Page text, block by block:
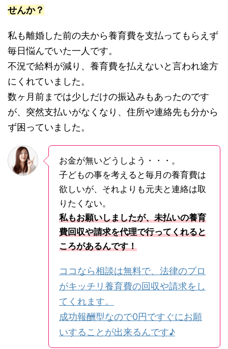
せんか？
私も離婚した前の夫から養育費を支払ってもらえず
毎日悩んでいた一人です。
不況で給料が減り、養育費を払えないと言われ途方
にくれていました。
数ヶ月前までは少しだけの振込みもあったのです
が、突然支払いがなくなり、住所や連絡先も分から
ず困っていました。
お金が無いどうしよう・・・。
子どもの事を考えると毎月の養育費は
欲しいが、それよりも元夫と連絡は取
りたくない。
私もお願いしましたが、未払いの養育
費回収や請求を代理で行ってくれると
ころがあるんです！
ココなら相談は無料で、法律のプロ
がキッチリ養育費の回収や請求をし
てくれます。
成功報酬型なので0円ですぐにお願
いすることが出来るんです♪